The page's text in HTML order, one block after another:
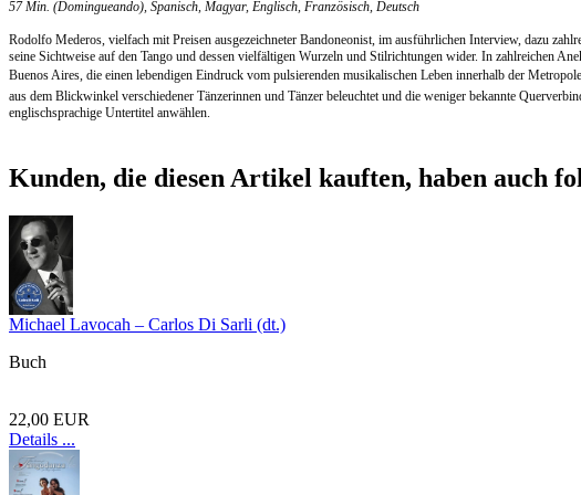
57 Min. (Domingueando), Spanisch, Magyar, Englisch, Französisch, Deutsch
Rodolfo Mederos, vielfach mit Preisen ausgezeichneter Bandoneonist, im ausführlichen Interview, dazu
seine Sichtweise auf den Tango und dessen vielfältigen Wurzeln und Stilrichtungen wider. In zahlreichen
Buenos Aires, die einen lebendigen Eindruck vom pulsierenden musikalischen Leben innerhalb der
aus dem Blickwinkel verschiedener Tänzerinnen und Tänzer beleuchtet und die weniger bekannte
englischsprachige Untertitel anwählen.
Kunden, die diesen Artikel kauften, haben auch
Michael Lavocah – Carlos Di Sarli (dt.)
Buch
22,00 EUR
Details ...